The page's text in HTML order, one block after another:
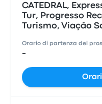
CATEDRAL,
Tur, Progresso
Turismo, Viação
Orario di partenza del
-